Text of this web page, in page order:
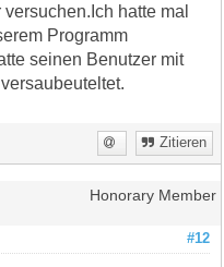
hatte mal
Programm
seinen Benutzer mit
Zitieren
Honorary Member
#12